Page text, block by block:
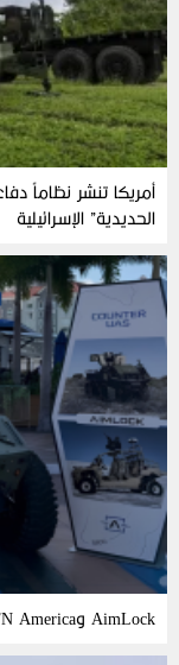
أمريكا تنشر نظاماً
الحديدية” الإسرائيلية
AimLock وFN America تطوران نظام Dune لمكافحة المسيّرات